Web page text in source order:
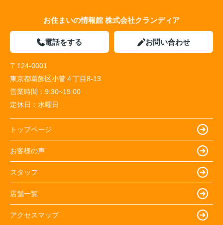
お住まいの情報館 株式会社クランディア
電話をする お問い合わせ
〒124-0001
東京都葛飾区小菅４丁目8-13
営業時間： 9:30~19:00
定休日： 水曜日
トップページ
お客様の声
スタッフ
店舗一覧
アクセスマップ